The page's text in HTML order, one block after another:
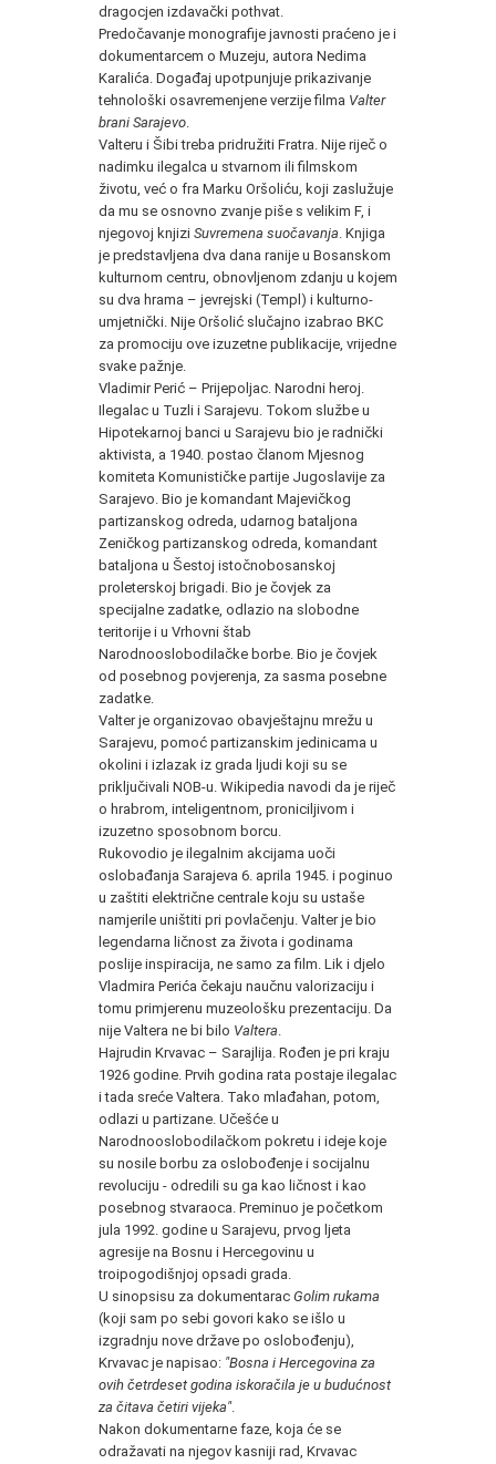
dragocjen izdavački pothvat.
Predočavanje monografije javnosti praćeno je i
dokumentarcem o Muzeju, autora Nedima
Karalića. Događaj upotpunjuje prikazivanje
tehnološki osavremenjene verzije filma Valter
brani Sarajevo
Valteru i Šibi treba pridružiti Fratra. Nije riječ o
nadimku ilegalca u stvarnom ili filmskom
životu, već o fra Marku Oršoliću, koji zaslužuje
da mu se osnovno zvanje piše s velikim F, i
njegovoj knjizi Suvremena suočavanja . Knjiga
je predstavljena dva dana ranije u Bosanskom
kulturnom centru, obnovljenom zdanju u kojem
su dva hrama – jevrejski (Templ) i kulturno-
umjetnički. Nije Oršolić slučajno izabrao BKC
za promociju ove izuzetne publikacije, vrijedne
svake pažnje.
Vladimir Perić – Prijepoljac. Narodni heroj.
Ilegalac u Tuzli i Sarajevu. Tokom službe u
Hipotekarnoj banci u Sarajevu bio je radnički
aktivista, a 1940. postao članom Mjesnog
komiteta Komunističke partije Jugoslavije za
Sarajevo. Bio je komandant Majevičkog
partizanskog odreda, udarnog bataljona
Zeničkog partizanskog odreda, komandant
bataljona u Šestoj istočnobosanskoj
proleterskoj brigadi. Bio je čovjek za
specijalne zadatke, odlazio na slobodne
teritorije i u Vrhovni štab
Narodnooslobodilačke borbe. Bio je čovjek
od posebnog povjerenja, za sasma posebne
zadatke.
Valter je organizovao obavještajnu mrežu u
Sarajevu, pomoć partizanskim jedinicama u
okolini i izlazak iz grada ljudi koji su se
priključivali NOB-u. Wikipedia navodi da je riječ
o hrabrom, inteligentnom, proniciljivom i
izuzetno sposobnom borcu.
Rukovodio je ilegalnim akcijama uoči
oslobađanja Sarajeva 6. aprila 1945. i poginuo
u zaštiti električne centrale koju su ustaše
namjerile uništiti pri povlačenju. Valter je bio
legendarna ličnost za života i godinama
poslije inspiracija, ne samo za film. Lik i djelo
Vladmira Perića čekaju naučnu valorizaciju i
tomu primjerenu muzeološku prezentaciju. Da
nije Valtera ne bi bilo Valtera
Hajrudin Krvavac – Sarajlija. Rođen je pri kraju
1926 godine. Prvih godina rata postaje ilegalac
i tada sreće Valtera. Tako mlađahan, potom,
odlazi u partizane. Učešće u
Narodnooslobodilačkom pokretu i ideje koje
su nosile borbu za oslobođenje i socijalnu
revoluciju - odredili su ga kao ličnost i kao
posebnog stvaraoca. Preminuo je početkom
jula 1992. godine u Sarajevu, prvog ljeta
agresije na Bosnu i Hercegovinu u
troipogodišnjoj opsadi grada.
U sinopsisu za dokumentarac Golim rukama
(koji sam po sebi govori kako se išlo u
izgradnju nove države po oslobođenju),
Krvavac je napisao: "Bosna i Hercegovina za
ovih četrdeset godina iskoračila je u budućnost
za čitava četiri vijeka".
Nakon dokumentarne faze, koja će se
odražavati na njegov kasniji rad, Krvavac